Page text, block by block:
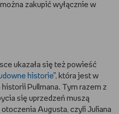
zakupić wyłącznie w
ukazała się też powieść
historie”, która jest w
Pullmana. Tym razem z
się uprzedzeń muszą
Augusta, czyli Juliana